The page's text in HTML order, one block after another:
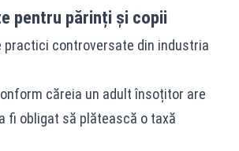
pentru părinți și copii
practici controversate din industria
căreia un adult însoțitor are
fi obligat să plătească o taxă